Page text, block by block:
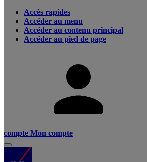
Accès rapides
Accéder au menu
Accéder au contenu principal
Accéder au pied de page
compte Mon compte